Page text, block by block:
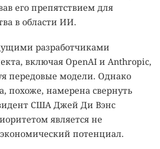
его препятствием для
в области ИИ.
разработчиками
включая OpenAI и Anthropic,
передовые модели. Однако
похоже, намерена свернуть
США Джей Ди Вэнс
является не
потенциал.